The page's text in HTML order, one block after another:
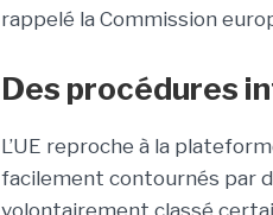
rappelé la Commission
Des procédures
L’UE reproche à la
facilement contournés par
volontairement classé